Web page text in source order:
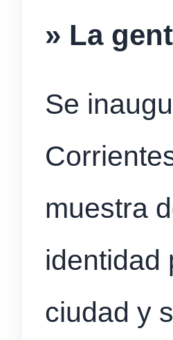
» La
Se
muestra
identidad
ciudad y